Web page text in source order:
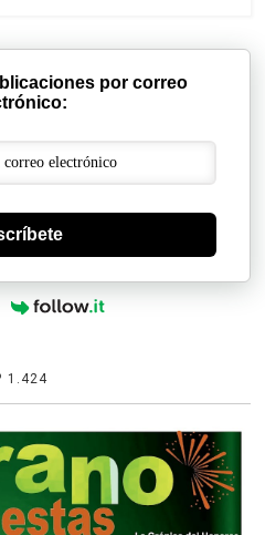
por correo
1.424